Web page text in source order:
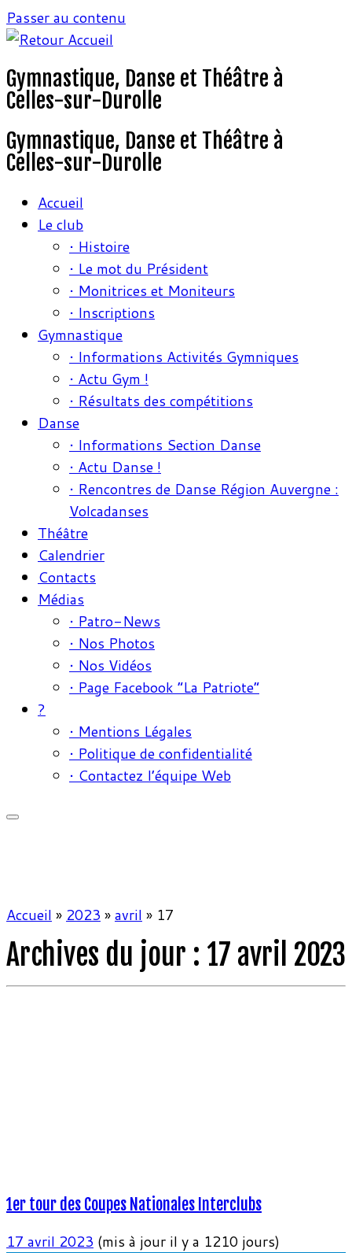
Passer au contenu
Gymnastique, Danse et Théâtre à
Celles-sur-Durolle
Gymnastique, Danse et Théâtre à
Celles-sur-Durolle
Accueil
Le club
• Histoire
• Le mot du Président
• Monitrices et Moniteurs
• Inscriptions
Gymnastique
• Informations Activités Gymniques
• Actu Gym !
• Résultats des compétitions
Danse
• Informations Section Danse
• Actu Danse !
• Rencontres de Danse Région Auvergne :
Volcadanses
Théâtre
Calendrier
Contacts
Médias
• Patro-News
• Nos Photos
• Nos Vidéos
• Page Facebook “La Patriote”
?
• Mentions Légales
• Politique de confidentialité
• Contactez l’équipe Web
Accueil » 2023 »avril » 17
Archives du jour : 17 avril 2023
1er tour des Coupes Nationales Interclubs
17 avril 2023 (mis à jour il y a 1210 jours)